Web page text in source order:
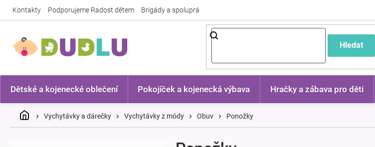
Kontakty Podporujeme Radost dětem Brigády a spolupráce
Hledat
Dětské a kojenecké oblečení Pokojíček a kojenecká výbava Hračky a zábava pro děti
DomůVychytávky a dárečky Vychytávky z módy Obuv Ponožky